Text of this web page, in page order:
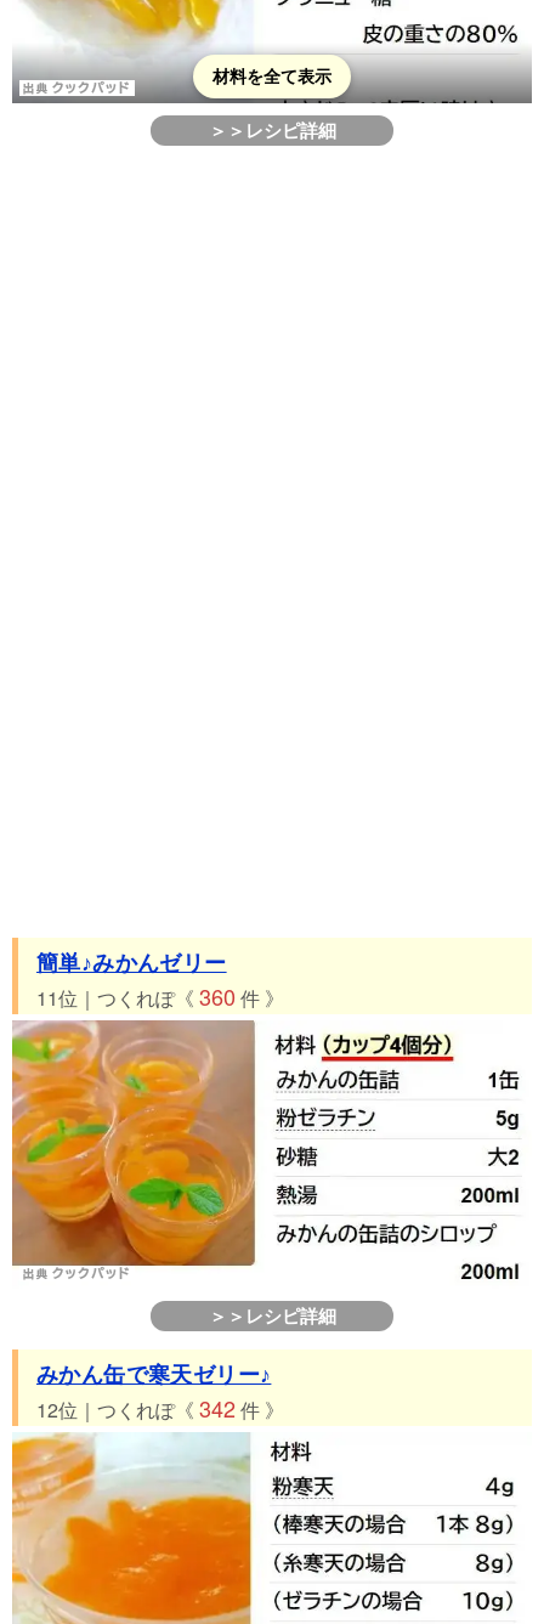
材料を全て表示
＞＞レシピ詳細
簡単♪みかんゼリー
11位｜つくれぽ《 360 件 》
＞＞レシピ詳細
みかん缶で寒天ゼリー♪
12位｜つくれぽ《 342 件 》